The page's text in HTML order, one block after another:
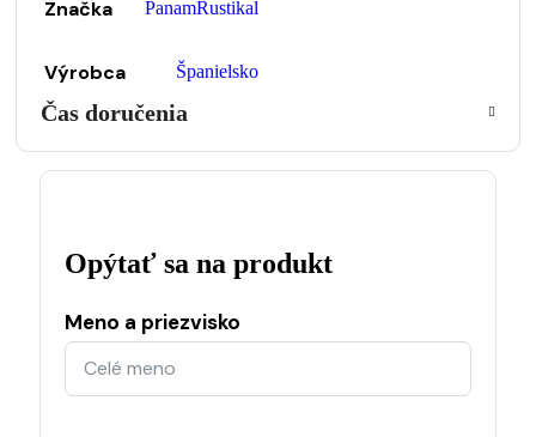
Značka PanamRustikal
Výrobca Španielsko
Čas doručenia
Opýtať sa na produkt
Meno a priezvisko